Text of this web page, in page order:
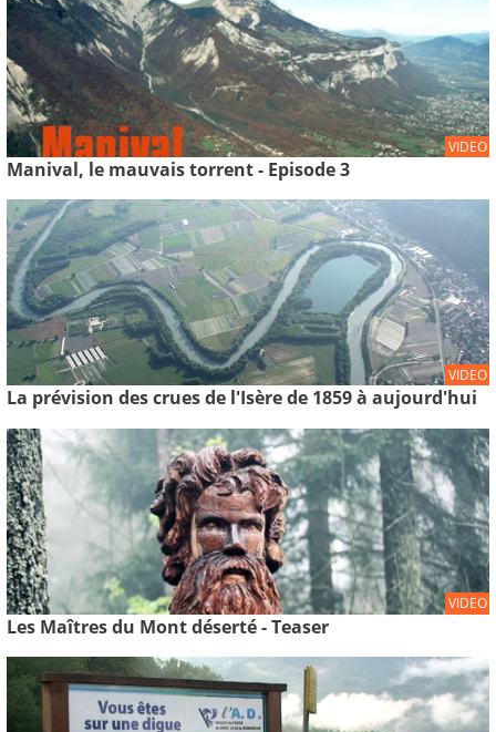
VIDEO
Manival, le mauvais torrent - Episode 3
VIDEO
La prévision des crues de l'Isère de 1859 à aujourd'hui
VIDEO
Les Maîtres du Mont déserté - Teaser